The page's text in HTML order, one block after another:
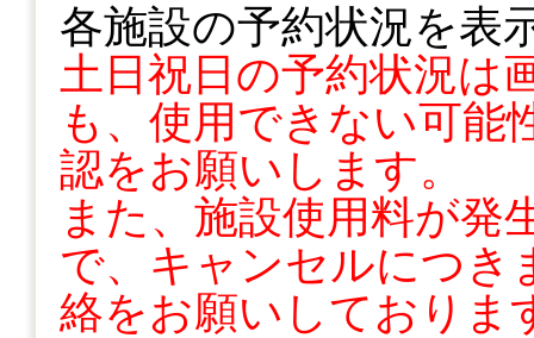
各施設の予約状況を表
土日祝日の予約状況は
も、使用できない可能
認をお願いします。
また、施設使用料が発
で、キャンセルにつき
絡をお願いしておりま